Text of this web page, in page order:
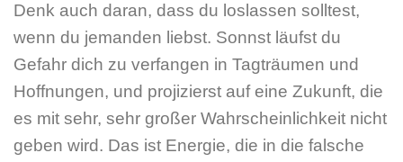
Denk auch daran, dass du loslassen solltest,
wenn du jemanden liebst. Sonnst läufst du
Gefahr dich zu verfangen in Tagträumen und
Hoffnungen, und projizierst auf eine Zukunft, die
es mit sehr, sehr großer Wahrscheinlichkeit nicht
geben wird. Das ist Energie, die in die falsche